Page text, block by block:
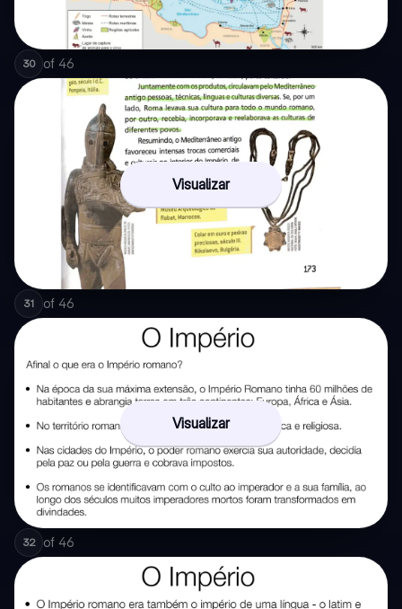
30 of 46
Visualizar
31 of 46
Visualizar
32 of 46